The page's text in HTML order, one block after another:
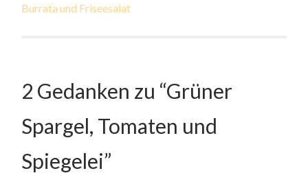
Burrata und Friseesalat
2 Gedanken zu “Grüner
Spargel, Tomaten und
Spiegelei”